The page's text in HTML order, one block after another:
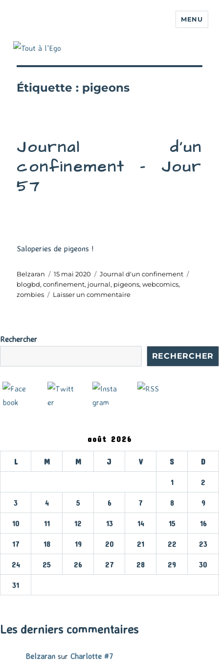
MENU
Étiquette : pigeons
Journal d’un
confinement – Jour
57
Saloperies de pigeons !
Auteur
Belzaran
Publié
le
15 mai 2020 Catégories
Journal d'un confinement
blogbd,confinement, journal, pigeons,webcomics,
zombies
Laisser un commentairesur
Jour
Rechercher
RECHERCHER
août 2026
L M M J V S D
1 2
3 4 5 6 7 8 9
10 11 12 13 14 15 16
17 18 19 20 21 22 23
24 25 26 27 28 29 30
31
Les derniers commentaires
Belzaran sur Charlotte #7